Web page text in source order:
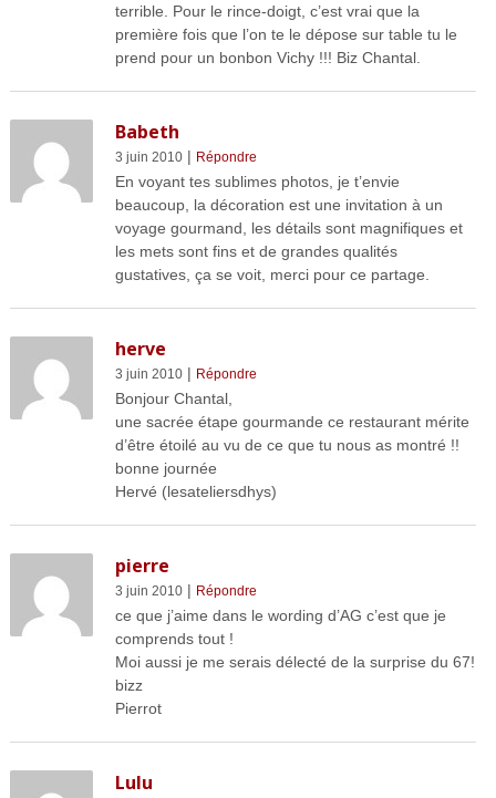
terrible. Pour le rince-doigt, c’est vrai que la
première fois que l’on te le dépose sur table tu le
prend pour un bonbon Vichy !!! Biz Chantal.
Babeth
3 juin 2010| Répondre
En voyant tes sublimes photos, je t’envie
beaucoup, la décoration est une invitation à un
voyage gourmand, les détails sont magnifiques et
les mets sont fins et de grandes qualités
gustatives, ça se voit, merci pour ce partage.
herve
3 juin 2010| Répondre
Bonjour Chantal,
une sacrée étape gourmande ce restaurant mérite
d’être étoilé au vu de ce que tu nous as montré !!
bonne journée
Hervé (lesateliersdhys)
pierre
3 juin 2010| Répondre
ce que j’aime dans le wording d’AG c’est que je
comprends tout !
Moi aussi je me serais délecté de la surprise du 67!
bizz
Pierrot
Lulu